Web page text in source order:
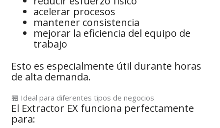
acelerar procesos
mantener consistencia
mejorar la eficiencia del equipo de
trabajo
Esto es especialmente útil durante horas
de alta demanda.
🏪 Ideal para diferentes tipos de negocios
El Extractor EX funciona perfectamente
para: